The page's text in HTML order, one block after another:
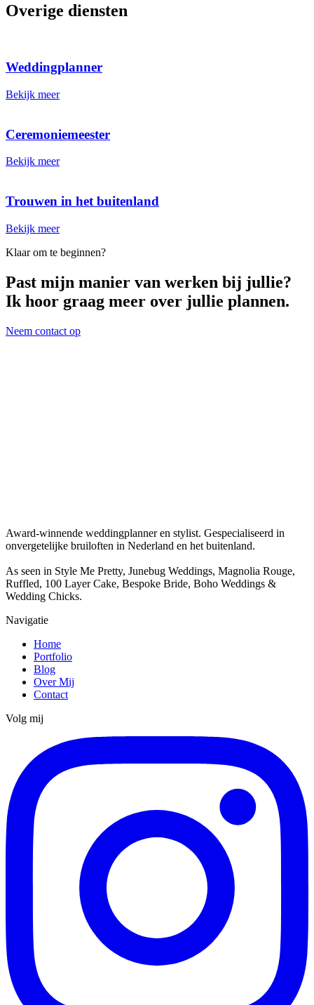
Overige diensten
Klaar om te beginnen?
Past mijn manier van werken bij jullie?
Ik hoor graag meer over jullie plannen.
Neem contact op
Award-winnende weddingplanner en stylist. Gespecialiseerd in
onvergetelijke bruiloften in Nederland en het buitenland.
As seen in Style Me Pretty, Junebug Weddings, Magnolia Rouge,
Ruffled, 100 Layer Cake, Bespoke Bride, Boho Weddings &
Wedding Chicks.
Navigatie
Home
Portfolio
Blog
Over Mij
Contact
Volg mij